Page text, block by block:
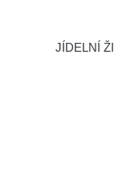
JÍDELNÍ